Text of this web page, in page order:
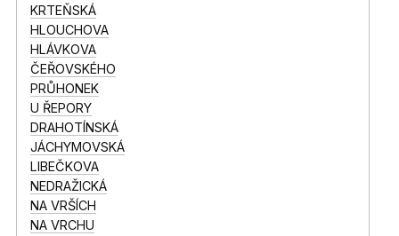
KRTEŇSKÁ
HLOUCHOVA
HLÁVKOVA
ČEŘOVSKÉHO
PRŮHONEK
U ŘEPORY
DRAHOTÍNSKÁ
JÁCHYMOVSKÁ
LIBEČKOVA
NEDRAŽICKÁ
NA VRŠÍCH
NA VRCHU